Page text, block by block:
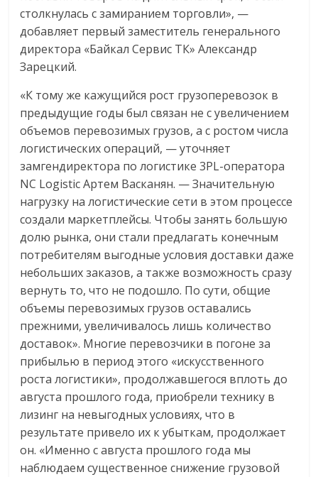
столкнулась с замиранием торговли», —
добавляет первый заместитель генерального
директора «Байкал Сервис ТК» Александр
Зарецкий.
«К тому же кажущийся рост грузоперевозок в
предыдущие годы был связан не с увеличением
объемов перевозимых грузов, а с ростом числа
логистических операций, — уточняет
замгендиректора по логистике 3PL-оператора
NC Logistic Артем Васканян. — Значительную
нагрузку на логистические сети в этом процессе
создали маркетплейсы. Чтобы занять большую
долю рынка, они стали предлагать конечным
потребителям выгодные условия доставки даже
небольших заказов, а также возможность сразу
вернуть то, что не подошло. По сути, общие
объемы перевозимых грузов оставались
прежними, увеличивалось лишь количество
доставок». Многие перевозчики в погоне за
прибылью в период этого «искусственного
роста логистики», продолжавшегося вплоть до
августа прошлого года, приобрели технику в
лизинг на невыгодных условиях, что в
результате привело их к убыткам, продолжает
он. «Именно с августа прошлого года мы
наблюдаем существенное снижение грузовой